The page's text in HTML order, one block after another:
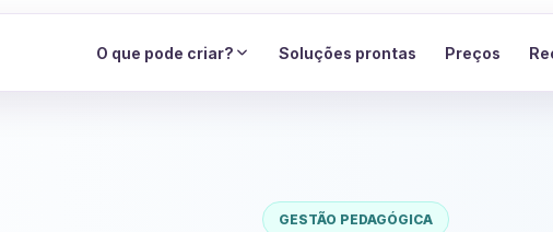
O que pode criar? Soluções prontas Preços
GESTÃO PEDAGÓGICA